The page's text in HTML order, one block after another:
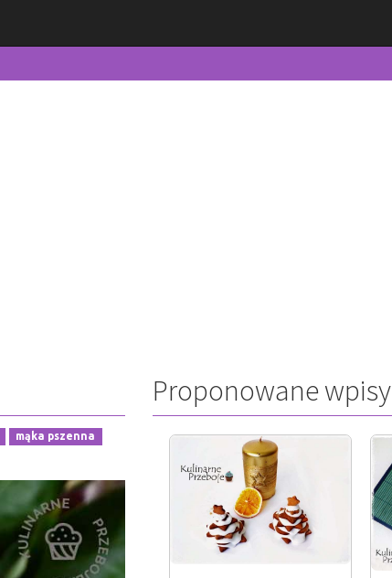
mąka pszenna
Proponowane wpisy